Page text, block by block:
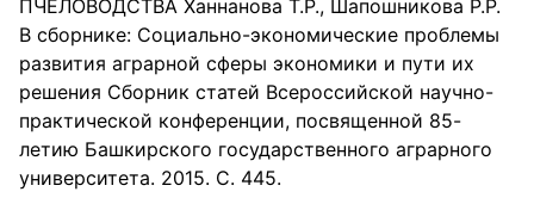
ПЧЕЛОВОДСТВА Ханнанова Т.Р., Шапошникова Р.Р.
В сборнике: Социально-экономические проблемы
развития аграрной сферы экономики и пути их
решения Сборник статей Всероссийской научно-
практической конференции, посвященной 85-
летию Башкирского государственного аграрного
университета. 2015. С. 445.